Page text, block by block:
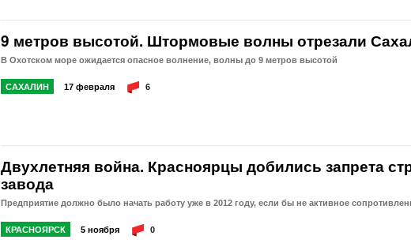
9 метров высотой. Штормовые волны отрезали
В Охотском море ожидается опасное волнение, волны до 9 метров высотой
САХАЛИН 17 февраля 6
Двухлетняя война. Красноярцы добились запрета
завода
Предприятие должно было начать работу уже в 2012 году, если бы не активное
КРАСНОЯРСК 5 ноября 0